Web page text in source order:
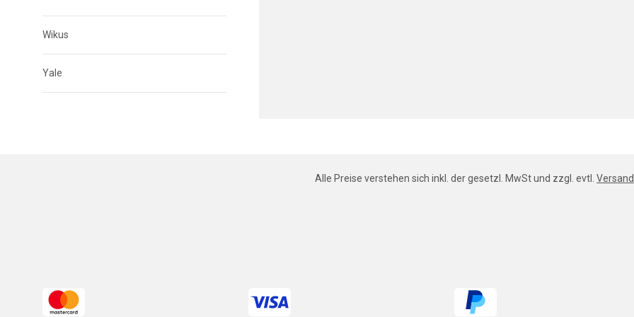
Wikus
Yale
Alle Preise verstehen sich inkl. der gesetzl. MwSt und zzgl. evtl. Versand